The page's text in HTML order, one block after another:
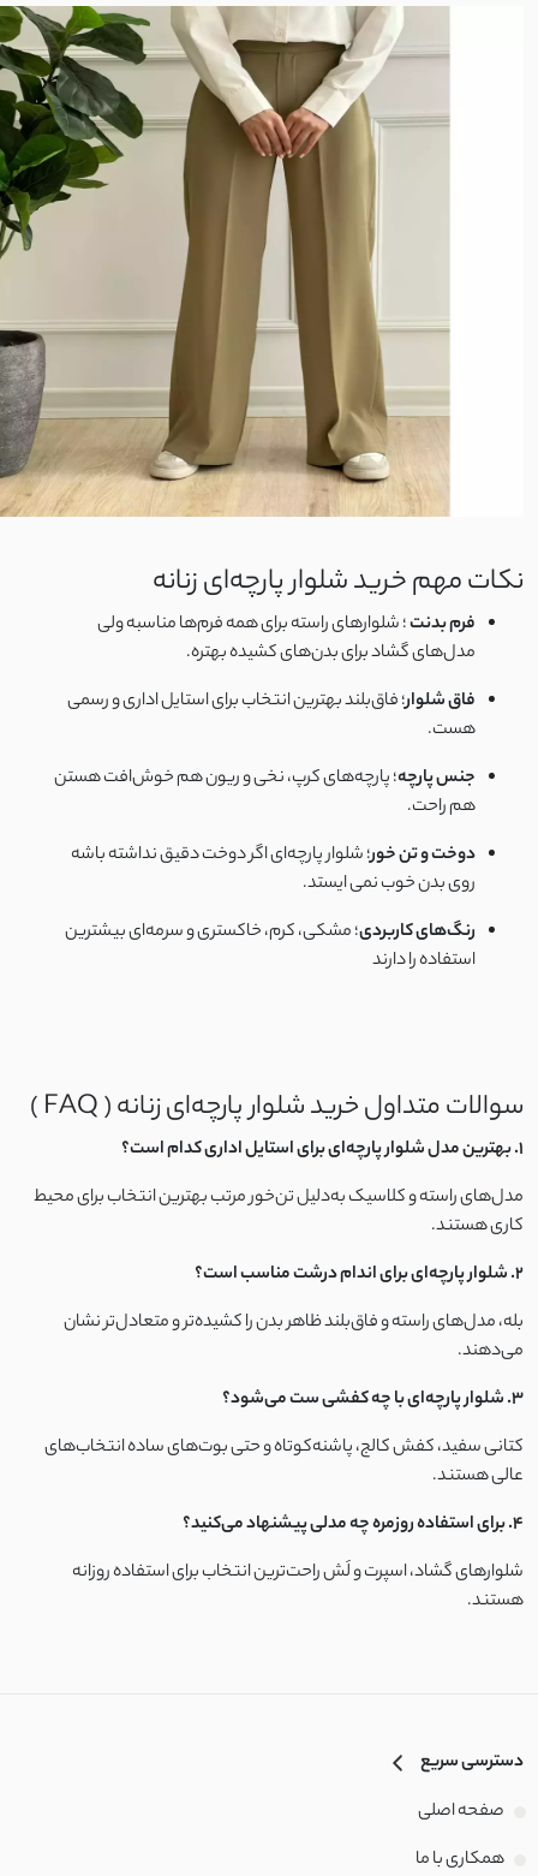
نخ بامبو
پارچه کوبایی
میکروفایبر
کشی آستردار
پنبه دورس ظریف
گلکسی نخ
کرپ نخ
خامه دوزی کوبایی
کتان ظریف تابستانی
کرپ تابستانی پفکی
ساتن کرپ مات
نخ کجراه
لینن اسلپ
مودال
نخ و پنبه گیاهی
داکرون نخ
کشی پفکی
نکات مهم خرید شلوار پارچه‌ای زنانه
فرم بدنت؛ شلوارهای راسته برای همه فرم‌ها مناسبه ولی
مدل‌های گشاد برای بدن‌های کشیده بهتره.
فاق شلوار؛ فاق‌بلند بهترین انتخاب برای استایل اداری و رسمی
هست.
جنس پارچه؛ پارچه‌های کرپ، نخی و ریون هم خوش‌افت هستن
هم راحت.
دوخت و تن‌ خور؛ شلوار پارچه‌ای اگر دوخت دقیق نداشته باشه
روی بدن خوب نمی ایستد.
رنگ‌های کاربردی؛ مشکی، کرم، خاکستری و سرمه‌ای بیشترین
استفاده را دارند
سوالات متداول خرید شلوار پارچه‌ای زنانه ( FAQ )
1. بهترین مدل شلوار پارچه‌ای برای استایل اداری کدام است؟
مدل‌های راسته و کلاسیک به‌دلیل تن‌خور مرتب بهترین انتخاب برای محیط
کاری هستند.
2. شلوار پارچه‌ای برای اندام درشت مناسب است؟
بله، مدل‌های راسته و فاق‌بلند ظاهر بدن را کشیده‌تر و متعادل‌تر نشان
می‌دهند.
3. شلوار پارچه‌ای با چه کفشی ست می‌شود؟
کتانی سفید، کفش کالج، پاشنه‌کوتاه و حتی بوت‌های ساده انتخاب‌های
عالی هستند.
4. برای استفاده روزمره چه مدلی پیشنهاد می‌کنید؟
شلوارهای گشاد، اسپرت و لَش راحت‌ترین انتخاب برای استفاده روزانه
هستند.
دسترسی سریع
صفحه اصلی
همکاری با ما